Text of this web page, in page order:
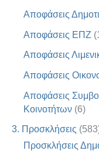
Αποφάσεις
Αποφάσεις ΕΠΖ
Αποφάσεις
Αποφάσεις
Αποφάσεις
Κοινοτήτων (6)
3. Προσκλήσεις
Προσκλήσεις